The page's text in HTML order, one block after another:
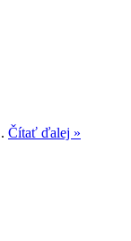
Čítať ďalej »